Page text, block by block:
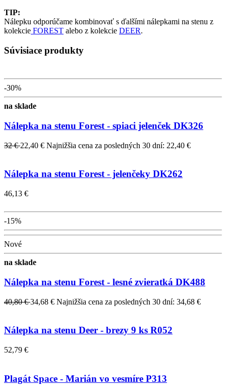
TIP:
Nálepku odporúčame kombinovať s ďalšími nálepkami na stenu z
kolekcie FOREST alebo z kolekcie DEER.
Súvisiace produkty
-30%
na sklade
Nálepka na stenu Forest - spiaci jelenček DK326
32 €22,40 € Najnižšia cena za posledných 30 dní: 22,40 €
Nálepka na stenu Forest - jelenčeky DK262
46,13 €
-15%
Nové
na sklade
Nálepka na stenu Forest - lesné zvieratká DK488
40,80 €34,68 € Najnižšia cena za posledných 30 dní: 34,68 €
Nálepka na stenu Deer - brezy 9 ks R052
52,79 €
Plagát Space - Marián vo vesmíre P313